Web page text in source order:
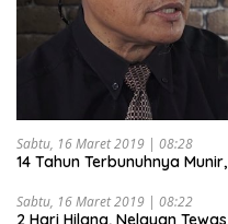
Sabtu, 16 Maret 2019 | 08:28
14 Tahun Terbunuhnya
Sabtu, 16 Maret 2019 | 08:22
2 Hari Hilang, Nelayan